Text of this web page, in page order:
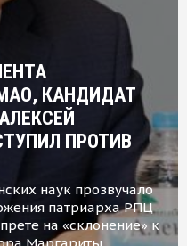
КАНДИДАТ
ПРОТИВ
наук прозвучало
патриарха РПЦ
на «склонение» к